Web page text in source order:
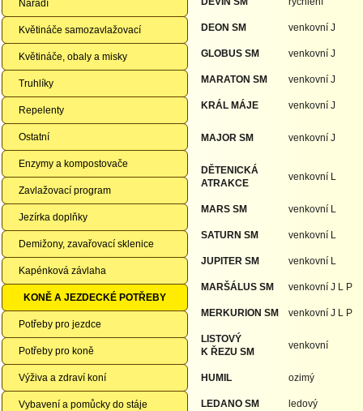
Nářadí
Květináče samozavlažovací
Květináče, obaly a misky
Truhlíky
Repelenty
Ostatní
Enzymy a kompostovače
Zavlažovací program
Jezírka doplňky
Demižony, zavařovací sklenice
Kapénková závlaha
KONĚ A JEZDECKÉ POTŘEBY
Potřeby pro jezdce
Potřeby pro koně
Výživa a zdraví koní
Vybavení a pomůcky do stáje
DEON SM venkovní J
GLOBUS SM venkovní J
MARATON SM venkovní J
KRÁL MÁJE venkovní J
MAJOR SM venkovní J
DĚTENICKÁ
ATRAKCE
venkovní L
MARS SM venkovní L
SATURN SM venkovní L
JUPITER SM venkovní L
MARŠÁLUS SM venkovní J L P
MERKURION SM venkovní J L P
LISTOVÝ
K ŘEZU SM
venkovní
HUMIL ozimý
LEDANO SM ledový